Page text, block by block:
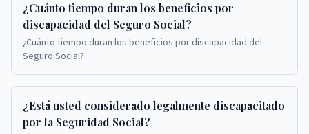
¿Cuánto tiempo duran los beneficios por
discapacidad del Seguro Social?
¿Cuánto tiempo duran los beneficios por discapacidad del
Seguro Social?
¿Está usted considerado legalmente discapacitado
por la Seguridad Social?